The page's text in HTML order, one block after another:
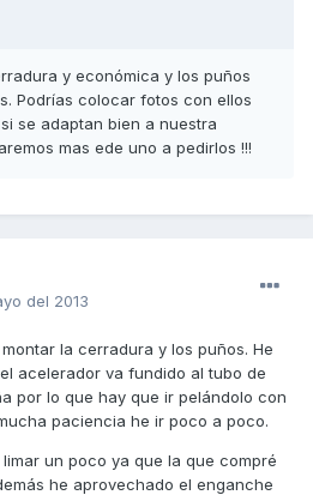
y económica y los puños
Podrías colocar fotos con ellos
se adaptan bien a nuestra
mas ede uno a pedirlos !!!
del 2013
la cerradura y los puños. He
acelerador va fundido al tubo de
por lo que hay que ir pelándolo con
paciencia he ir poco a poco.
un poco ya que la que compré
he aprovechado el enganche